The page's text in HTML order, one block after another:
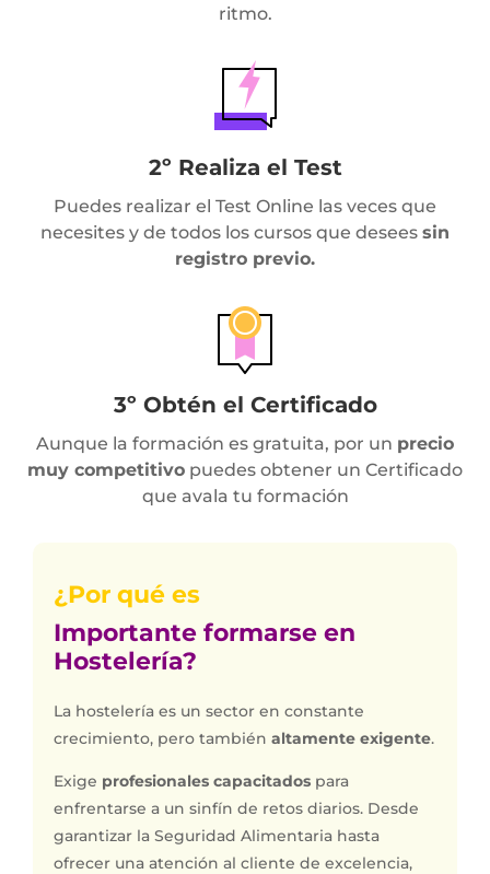
ritmo.
2º Realiza el Test
Puedes realizar el Test Online las veces que
necesites y de todos los cursos que desees sin
registro previo.
3º Obtén el Certificado
Aunque la formación es gratuita, por un precio
muy competitivo puedes obtener un Certificado
que avala tu formación
¿Por qué es
Importante formarse en
Hostelería?
La hostelería es un sector en constante
crecimiento, pero tambiénaltamente exigente.
Exige profesionales capacitados para
enfrentarse a un sinfín de retos diarios. Desde
garantizar la Seguridad Alimentaria hasta
ofrecer una atención al cliente de excelencia,